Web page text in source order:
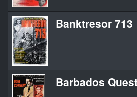
Banktresor 713
Barbados